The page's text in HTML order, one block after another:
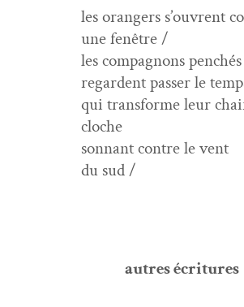
les orangers s’ouvrent
une fenêtre /
les com­pagnons penchés
regar­dent pass­er le
qui trans­forme leur
cloche
son­nant con­tre le vent
du sud /
autres écri­t­ures